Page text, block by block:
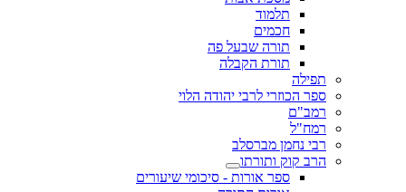
תלמוד
חכמים
תורה שבעל פה
תורת הקבלה
תפילה
ספר הכוזרי לרבי יהודה הלוי
רמב"ם
רמח"ל
רבי נחמן מברסלב
הרב קוק ותורתו
ספר אורות - סיכומי שיעורים